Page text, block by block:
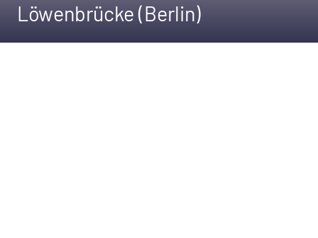
Löwenbrücke (Berlin)